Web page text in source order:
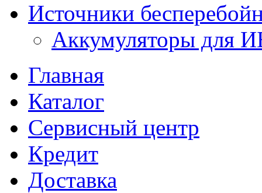
Источники
Аккумуляторы для
Главная
Каталог
Сервисный центр
Кредит
Доставка